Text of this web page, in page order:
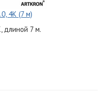
4K (7 м)
длиной 7 м.